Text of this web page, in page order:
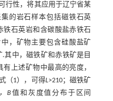
行性，将其应用于辽宁省某
的岩石样本包括磁铁石英
铁石英岩和含碳酸盐赤铁石
，矿物主要包含硅酸盐矿
其中，磁铁矿和赤铁矿是目
上述矿物中最高的亮度，
（1） ，可得L>210；磁铁矿
B 值和灰度值分布于区间